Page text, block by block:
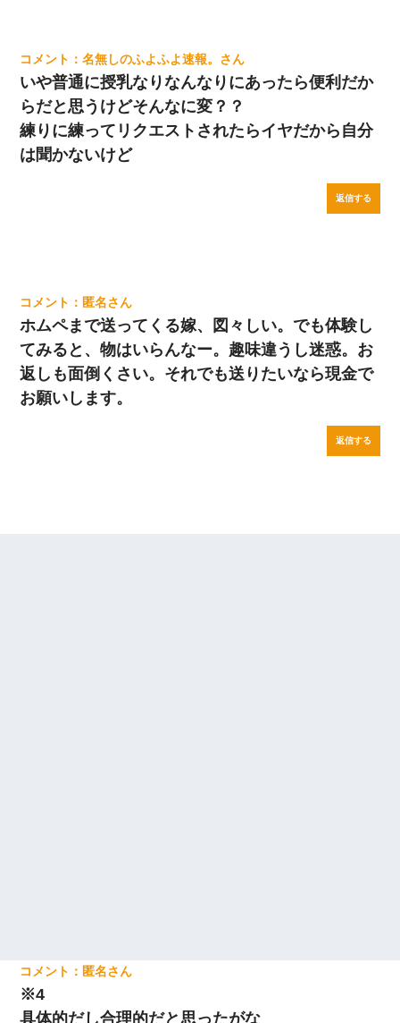
名無しのふよふよ速報。
いや普通に授乳なりなんなりにあったら便利だか
らだと思うけどそんなに変？？
練りに練ってリクエストされたらイヤだから自分
は聞かないけど
返信する
匿名
ホムペまで送ってくる嫁、図々しい。でも体験し
てみると、物はいらんなー。趣味違うし迷惑。お
返しも面倒くさい。それでも送りたいなら現金で
お願いします。
返信する
匿名
※4
具体的だし合理的だと思ったがな